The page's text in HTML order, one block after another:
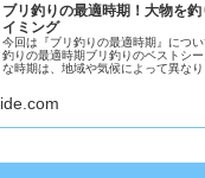
ブリ釣りの最適時期！大物を
イミング
今回は『ブリ釣りの最適時期』につ
釣りの最適時期ブリ釣りのベストシ
な時期は、地域や気候によって異なり